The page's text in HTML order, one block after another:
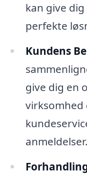
kan give
perfekte
Kundens
give dig en
anmeldelser.